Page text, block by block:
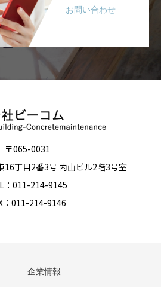
お問い合わせ
〒065-0031
16丁目2番3号 内山ビル2階3号室
：011-214-9145
：011-214-9146
企業情報